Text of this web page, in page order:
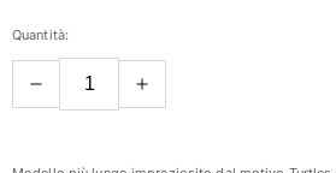
Slips
Vedi tutti i Costumi da bagno
Quantità: